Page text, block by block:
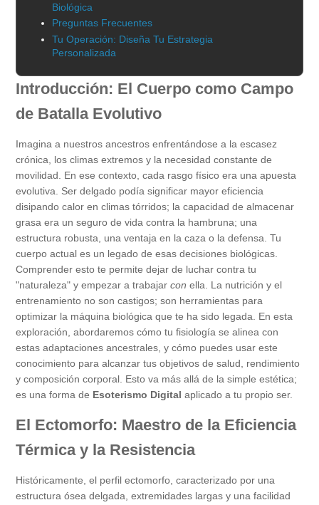
Biológica
Preguntas Frecuentes
Tu Operación: Diseña Tu Estrategia
Personalizada
Introducción: El Cuerpo como Campo
de Batalla Evolutivo
Imagina a nuestros ancestros enfrentándose a la escasez
crónica, los climas extremos y la necesidad constante de
movilidad. En ese contexto, cada rasgo físico era una apuesta
evolutiva. Ser delgado podía significar mayor eficiencia
disipando calor en climas tórridos; la capacidad de almacenar
grasa era un seguro de vida contra la hambruna; una
estructura robusta, una ventaja en la caza o la defensa. Tu
cuerpo actual es un legado de esas decisiones biológicas.
Comprender esto te permite dejar de luchar contra tu
"naturaleza" y empezar a trabajar con ella. La nutrición y el
entrenamiento no son castigos; son herramientas para
optimizar la máquina biológica que te ha sido legada. En esta
exploración, abordaremos cómo tu fisiología se alinea con
estas adaptaciones ancestrales, y cómo puedes usar este
conocimiento para alcanzar tus objetivos de salud, rendimiento
y composición corporal. Esto va más allá de la simple estética;
es una forma de Esoterismo Digital aplicado a tu propio ser.
El Ectomorfo: Maestro de la Eficiencia
Térmica y la Resistencia
Históricamente, el perfil ectomorfo, caracterizado por una
estructura ósea delgada, extremidades largas y una facilidad